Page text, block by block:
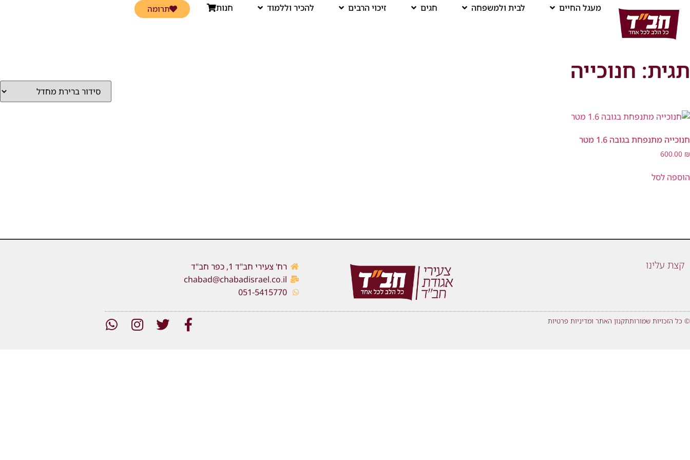
מעגל החיים לבית ולמשפחה חגים זיכוי הרבים להכיר וללמוד חנות תרומה
תגית: חנוכייה
חנוכייה מתנפחת בגובה 1.6 מטר
600.00 ₪
הוספה לסל
קצת עלינו
רח' צעירי חב"ד 1, כפר חב"ד
chabad@chabadisrael.co.il
051-5415770
© כל הזכויות שמורותתקנון האתר ומדיניות פרטיות